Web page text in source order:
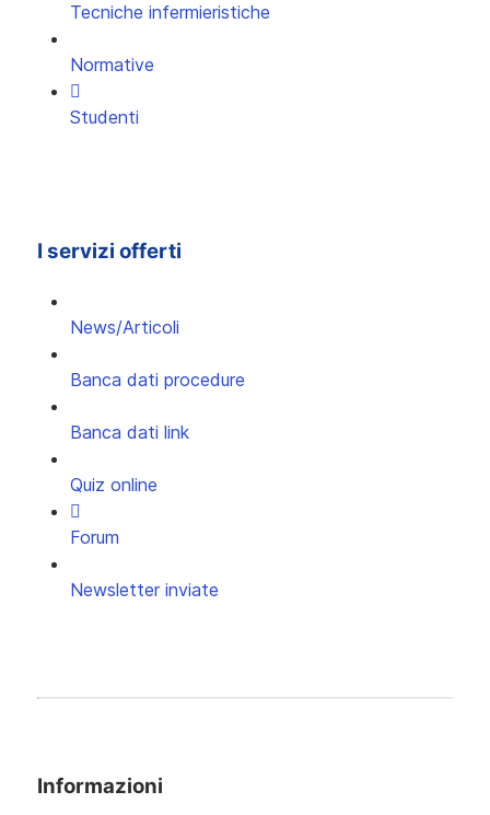
Tecniche infermieristiche
Normative
Studenti
I servizi offerti
News/Articoli
Banca dati procedure
Banca dati link
Quiz online
Forum
Newsletter inviate
Informazioni